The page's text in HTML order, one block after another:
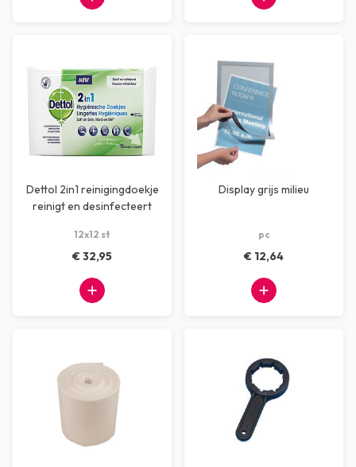
Dettol 2in1 reinigingdoekje
reinigt en desinfecteert
12x12 st
€ 32,95
Display grijs milieu
pc
€ 12,64